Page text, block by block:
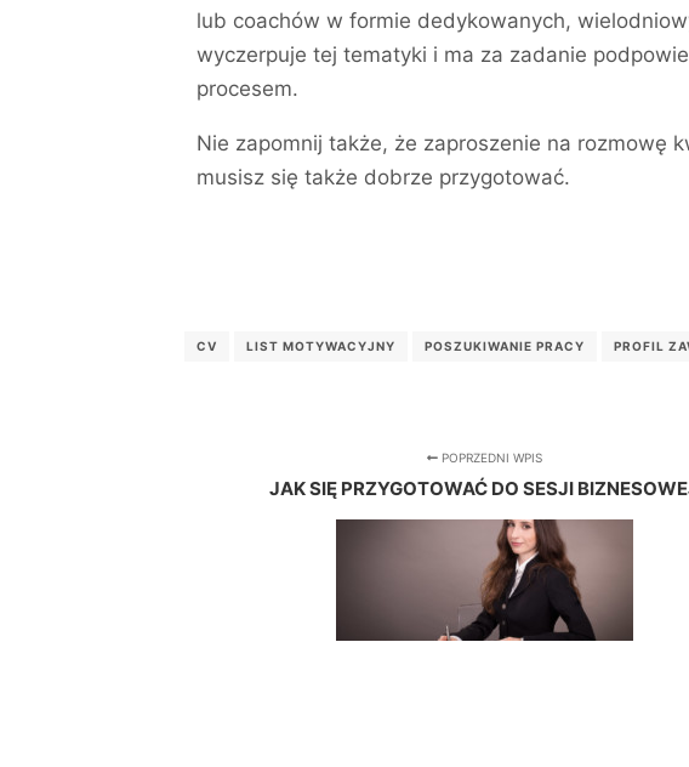
lub coachów w formie dedykowanych,
wyczerpuje tej tematyki i ma za zadanie
procesem.
Nie zapomnij także, że zaproszenie na rozmowę
musisz się także dobrze przygotować.
CV LIST MOTYWACYJNY POSZUKIWANIE PRACY PROFIL
POPRZEDNI WPIS
JAK SIĘ PRZYGOTOWAĆ DO SESJI